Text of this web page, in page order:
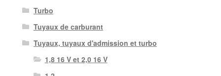
Turbo
Tuyaux de carburant
Tuyaux, tuyaux d'admission et turbo
1,8 16 V et 2,0 16 V